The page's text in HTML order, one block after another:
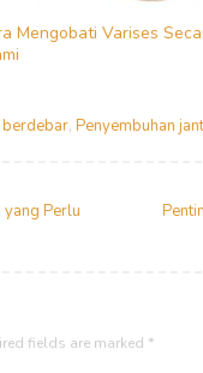
Mengobati Varises
berdebar, Penyembuhan
yang Perlu
fields are marked *